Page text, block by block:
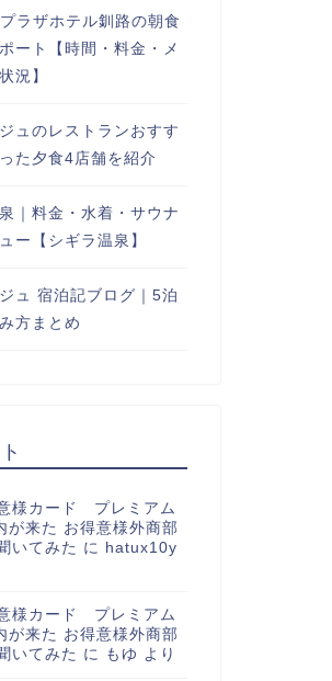
ラザホテル釧路の朝食
ート【時間・料金・メ
況】
ュのレストランおすす
た夕食4店舗を紹介
｜料金・水着・サウナ
ー【シギラ温泉】
ュ 宿泊記ブログ｜5泊
方まとめ
様カード プレミアム
が来た お得意様外商部
いてみた に hatux10y
様カード プレミアム
が来た お得意様外商部
いてみた に もゆ より